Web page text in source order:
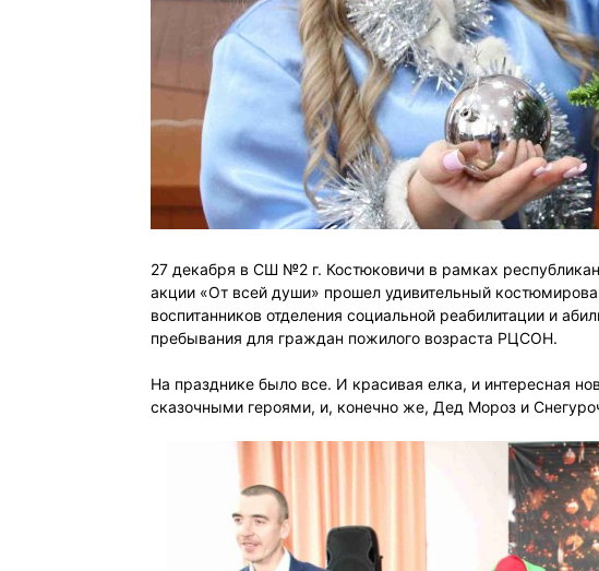
27 декабря в СШ №2 г. Костюковичи в рамках
акции «От всей души» прошел удивительный
воспитанников отделения социальной реабилитации и
пребывания для граждан пожилого возраста РЦСОН.
На празднике было все. И красивая елка, и интересная
сказочными героями, и, конечно же, Дед Мороз и